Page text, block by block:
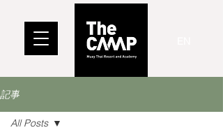
記事
All Posts